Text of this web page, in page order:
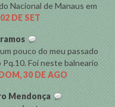
Nacional de Manaus em
DE SET
pouco do meu passado
Foi neste balneario
30 DE AGO
Mendonça